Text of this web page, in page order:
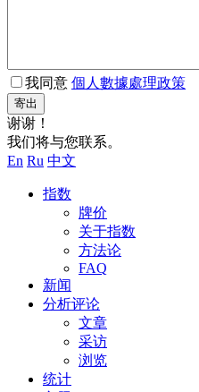
我同意 個人數據處理政策
寄出
谢谢！
我们将与您联系。
En Ru 中文
指数
牌价
关于指数
方法论
FAQ
新闻
分析评论
文章
采访
浏览
统计